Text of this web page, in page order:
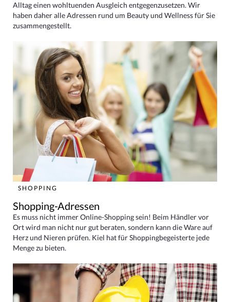
Alltag einen wohltuenden Ausgleich entgegenzusetzen. Wir
haben daher alle Adressen rund um Beauty und Wellness für Sie
zusammengestellt.
SHOPPING
Shopping-Adressen
Es muss nicht immer Online-Shopping sein! Beim Händler vor
Ort wird man nicht nur gut beraten, sondern kann die Ware auf
Herz und Nieren prüfen. Kiel hat für Shoppingbegeisterte jede
Menge zu bieten.